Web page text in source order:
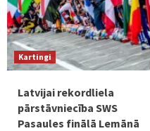
Kartingi
Latvijai rekordliela
pārstāvniecība SWS
Pasaules finālā Lemānā